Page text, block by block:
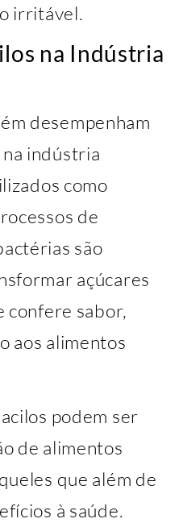
irritável.
na Indústria
desempenham
indústria
como
de
são
açúcares
confere sabor,
aos alimentos
podem ser
de alimentos
que além de
à saúde.